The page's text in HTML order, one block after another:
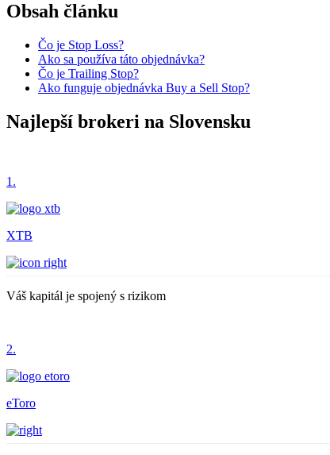
Obsah článku
Čo je Stop Loss?
Ako sa používa táto objednávka?
Čo je Trailing Stop?
Ako funguje objednávka Buy a Sell Stop?
Najlepší brokeri na Slovensku
1.
XTB
Váš kapitál je spojený s rizikom
2.
eToro